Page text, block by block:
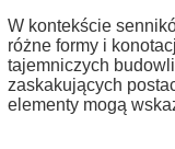
W kontekście
różne formy i
tajemniczych
zaskakujących
elementy mogą